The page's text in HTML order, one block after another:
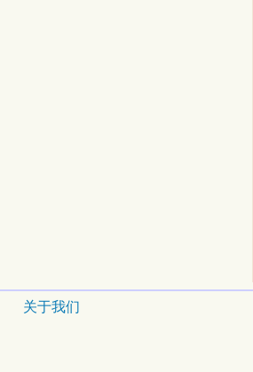
关于我们